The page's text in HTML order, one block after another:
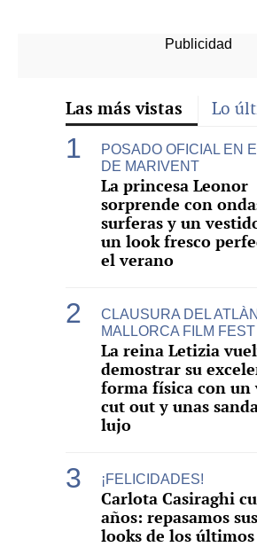
Las más vistas Lo
POSADO OFICIAL EN
DE MARIVENT
La princesa Leonor
sorprende con
surferas y un
un look fresco
el verano
CLAUSURA DEL
MALLORCA FILM FEST
La reina Letizia
demostrar su
forma física con un
cut out y unas
lujo
¡FELICIDADES!
Carlota Casiraghi
años: repasamos
looks de los últimos